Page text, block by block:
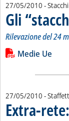
27/05/2010 -
Gli
Rilevazione del 24
Leggi tutta la
Lista allegati
Medie Ue
27/05/2010 -
Extra-